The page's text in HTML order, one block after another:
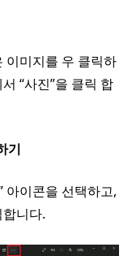
이미지를 우 클릭하
“사진”을 클릭 합
기
아이콘을 선택하고,
니다.